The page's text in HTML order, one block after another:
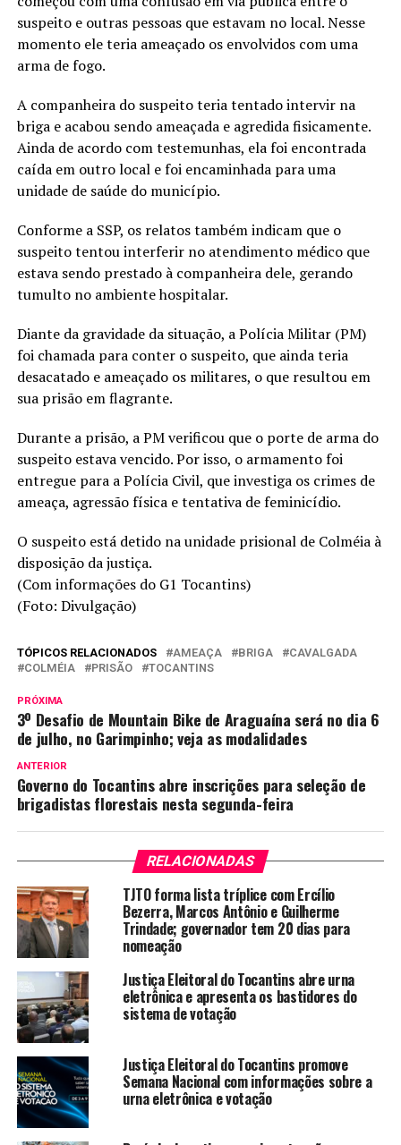
suspeito e outras pessoas que estavam no local. Nesse
momento ele teria ameaçado os envolvidos com uma
arma de fogo.
A companheira do suspeito teria tentado intervir na
briga e acabou sendo ameaçada e agredida fisicamente.
Ainda de acordo com testemunhas, ela foi encontrada
caída em outro local e foi encaminhada para uma
unidade de saúde do município.
Conforme a SSP, os relatos também indicam que o
suspeito tentou interferir no atendimento médico que
estava sendo prestado à companheira dele, gerando
tumulto no ambiente hospitalar.
Diante da gravidade da situação, a Polícia Militar (PM)
foi chamada para conter o suspeito, que ainda teria
desacatado e ameaçado os militares, o que resultou em
sua prisão em flagrante.
Durante a prisão, a PM verificou que o porte de arma do
suspeito estava vencido. Por isso, o armamento foi
entregue para a Polícia Civil, que investiga os crimes de
ameaça, agressão física e tentativa de feminicídio.
O suspeito está detido na unidade prisional de Colméia à
disposição da justiça.
(Com informações do G1 Tocantins)
(Foto: Divulgação)
TÓPICOS RELACIONADOS AMEAÇA BRIGA
CAVALGADA
COLMÉIA
PRISÃO TOCANTINS
PRÓXIMA
3º Desafio de Mountain Bike de Araguaína será no dia 6
de julho, no Garimpinho; veja as modalidades
ANTERIOR
Governo do Tocantins abre inscrições para seleção de
brigadistas florestais nesta segunda-feira
RELACIONADAS
TJTO forma lista tríplice com Ercílio
Bezerra, Marcos Antônio e Guilherme
Trindade; governador tem 20 dias para
nomeação
Justiça Eleitoral do Tocantins abre urna
eletrônica e apresenta os bastidores do
sistema de votação
Justiça Eleitoral do Tocantins promove
Semana Nacional com informações sobre a
urna eletrônica e votação